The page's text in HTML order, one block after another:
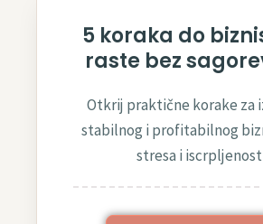
5 koraka do
raste bez
Otkrij praktične korake za
stabilnog i profitabilnog
stresa i